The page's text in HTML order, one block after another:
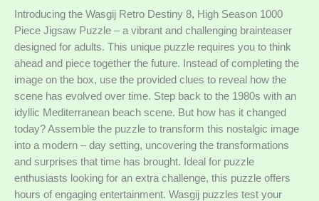
Introducing the Wasgij Retro Destiny 8, High Season 1000
Piece Jigsaw Puzzle – a vibrant and challenging brainteaser
designed for adults. This unique puzzle requires you to think
ahead and piece together the future. Instead of completing the
image on the box, use the provided clues to reveal how the
scene has evolved over time. Step back to the 1980s with an
idyllic Mediterranean beach scene. But how has it changed
today? Assemble the puzzle to transform this nostalgic image
into a modern – day setting, uncovering the transformations
and surprises that time has brought. Ideal for puzzle
enthusiasts looking for an extra challenge, this puzzle offers
hours of engaging entertainment. Wasgij puzzles test your